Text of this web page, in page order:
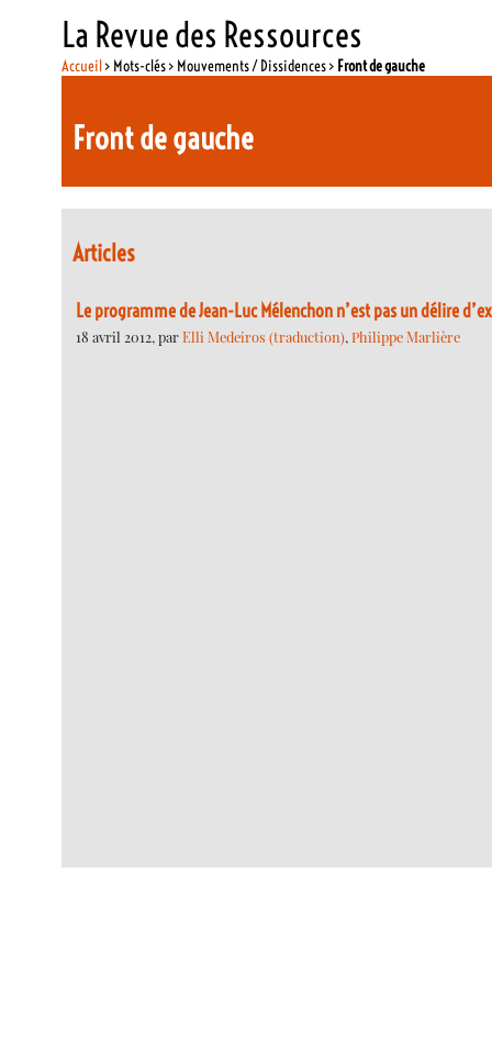
La Revue des Ressources
Accueil> Mots-clés > Mouvements / Dissidences > Front de gauche
Front de gauche
Articles
Le programme de Jean-Luc Mélenchon n’est pas un délire
18 avril 2012, parElli Medeiros (traduction),Philippe Marlière